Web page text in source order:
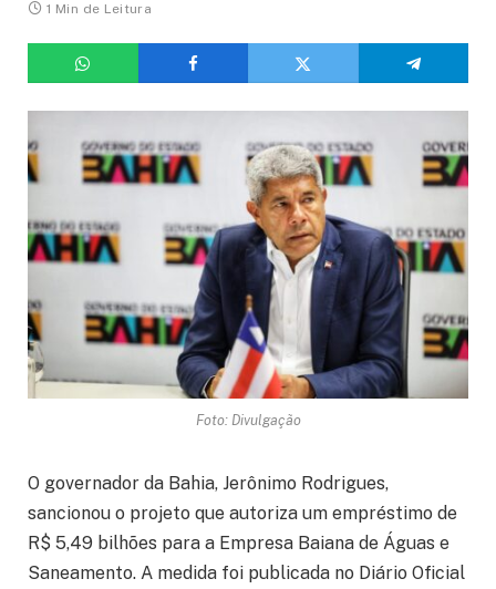
1 Min de Leitura
Foto: Divulgação
O governador da Bahia, Jerônimo Rodrigues,
sancionou o projeto que autoriza um empréstimo de
R$ 5,49 bilhões para a Empresa Baiana de Águas e
Saneamento. A medida foi publicada no Diário Oficial